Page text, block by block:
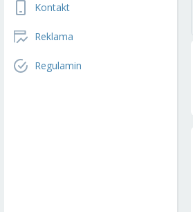
Kontakt
Reklama
Regulamin